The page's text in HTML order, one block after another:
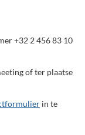
+32 2 456 83 10
of ter plaatse
in te